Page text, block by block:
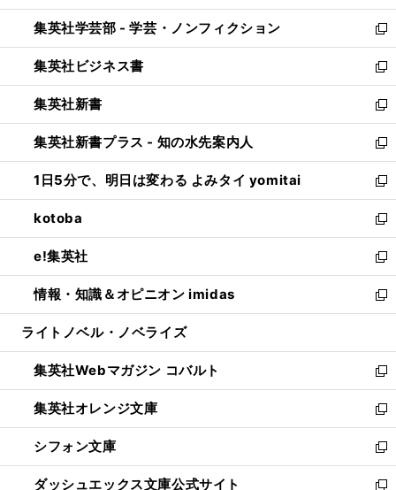
開
く
ウ
で
開
く
ン
ド
ウ
で
開
く
ウ
ィ
ン
ド
ウ
で
開
く
集英社学芸部 - 学芸・ノンフィクション
新
し
い
ウ
ィ
ン
ド
ウ
で
開
く
集英社ビジネス書
新
し
い
ウ
ィ
ン
ド
ウ
で
開
く
集英社新書
新
し
い
ウ
ィ
ン
ド
ウ
で
開
く
集英社新書プラス - 知の水先案内人
新
し
い
ウ
ィ
ン
ド
ウ
で
開
1日5分で、明日は変わる よみタイ yomitai
新
し
い
ウ
ィ
ン
ド
ウ
開
く
kotoba
新
し
い
ウ
ィ
ン
ウ
で
開
く
e!集英社
新
し
い
ウ
ン
ド
ウ
で
開
く
情報・知識＆オピニオン imidas
新
し
ウ
ィ
ン
ド
ウ
で
開
く
ライトノベル・ノベライズ
集英社Webマガジン コバルト
新
し
い
ウ
ィ
ン
ド
集英社オレンジ文庫
新
し
い
ウ
ィ
シフォン文庫
新
し
ダッシュエックス文庫公式サイト